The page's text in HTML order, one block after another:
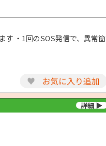
す ・1回のSOS発信で、異常箇
♥ お気に入り追加